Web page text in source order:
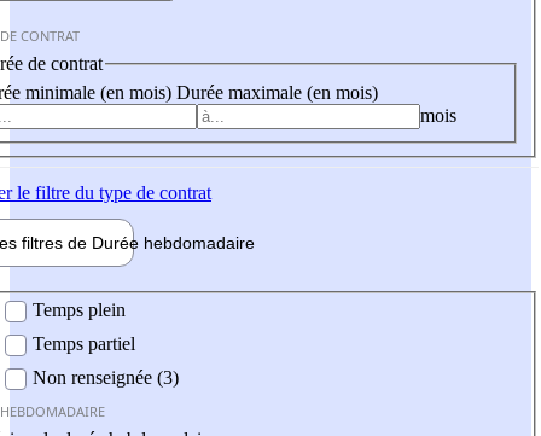
CONTRAT
de contrat
minimale (en mois) Durée maximale (en mois)
mois
le filtre du type de contrat
filtres de Durée hebdomadaire
Temps plein
Temps partiel
Non renseignée (3)